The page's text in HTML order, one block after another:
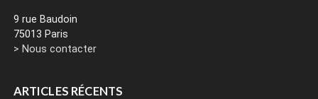
9 rue Baudoin
75013 Paris
> Nous contacter
ARTICLES RÉCENTS